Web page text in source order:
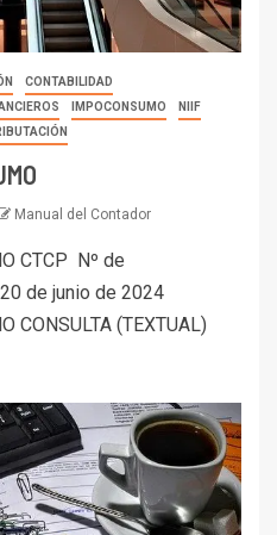
CONTABILIDAD
IMPOCONSUMO
NIIF
Manual del Contador
CTCP Nº de
de junio de 2024
CONSULTA (TEXTUAL)